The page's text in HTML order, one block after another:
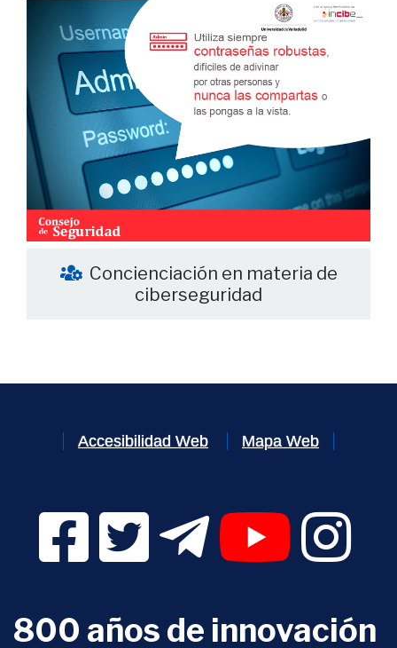
Concienciación en materia de
ciberseguridad
Accesibilidad Web Mapa Web
Facebook Digital UVa (se abrirá en una nueva
Twitter Digital UVa (se abrirá en una
Telegram Digital UVa (se
YouTube Digital
800 años de innovación